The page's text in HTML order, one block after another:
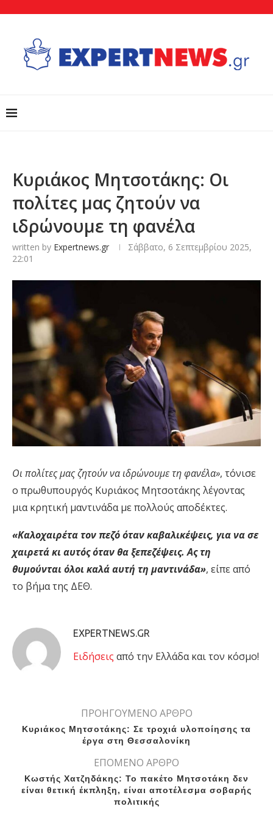
Κυριάκος Μητσοτάκης: Οι
πολίτες μας ζητούν να
ιδρώνουμε τη φανέλα
written by Expertnews.gr
Σάββατο, 6 Σεπτεμβρίου 2025,
22:01
Οι πολίτες μας ζητούν να ιδρώνουμε τη φανέλα», τόνισε
ο πρωθυπουργός Κυριάκος Μητσοτάκης λέγοντας
μια κρητική μαντινάδα με πολλούς αποδέκτες.
«Καλοχαιρέτα τον πεζό όταν καβαλικέψεις, για να σε
χαιρετά κι αυτός όταν θα ξεπεζέψεις. Ας τη
θυμούνται όλοι καλά αυτή τη μαντινάδα», είπε από
το βήμα της ΔΕΘ.
EXPERTNEWS.GR
Eιδήσεις από την Ελλάδα και τον κόσμο!
ΠΡΟΗΓΟΥΜΕΝΟ ΑΡΘΡΟ
Κυριάκος Μητσοτάκης: Σε τροχιά υλοποίησης τα
έργα στη Θεσσαλονίκη
ΕΠΟΜΕΝΟ ΑΡΘΡΟ
Κωστής Χατζηδάκης: Το πακέτο Μητσοτάκη δεν
είναι θετική έκπληξη, είναι αποτέλεσμα σοβαρής
πολιτικής